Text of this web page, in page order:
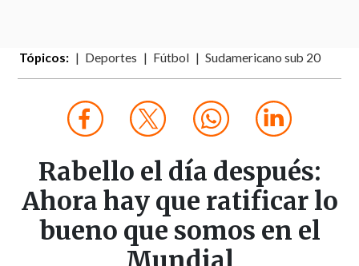
Tópicos: Deportes Fútbol Sudamericano sub 20
Rabello el día después:
Ahora hay que ratificar lo
bueno que somos en el